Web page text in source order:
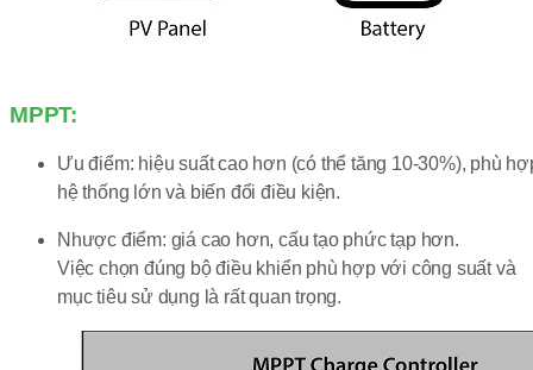
MPPT:
Ưu điểm: hiệu suất cao hơn (có thể tăng 10-30%), phù
hệ thống lớn và biến đổi điều kiện.
Nhược điểm: giá cao hơn, cấu tạo phức tạp hơn.
Việc chọn đúng bộ điều khiển phù hợp với công suất và
mục tiêu sử dụng là rất quan trọng.